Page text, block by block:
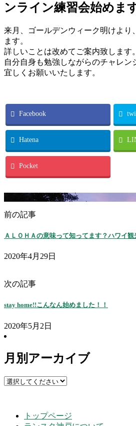
ンライン練習会始めま
来月、ゴールデンウィーク明けより
ます。
詳しいことは改めてご案内致します。
自分自身も勉強しながらのチャレン
宜しくお願いいたします。
Facebook
Hatena
Pocket
前の記事
ＡＬＯＨＡの意味って知ってます？ハワイ
2020年4月29日
次の記事
stay home!!こんなん始めました！！
2020年5月2日
月別アーカイブ
トップページ